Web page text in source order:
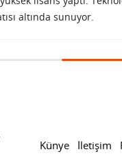
altında sunuyor.
Künye İletişim